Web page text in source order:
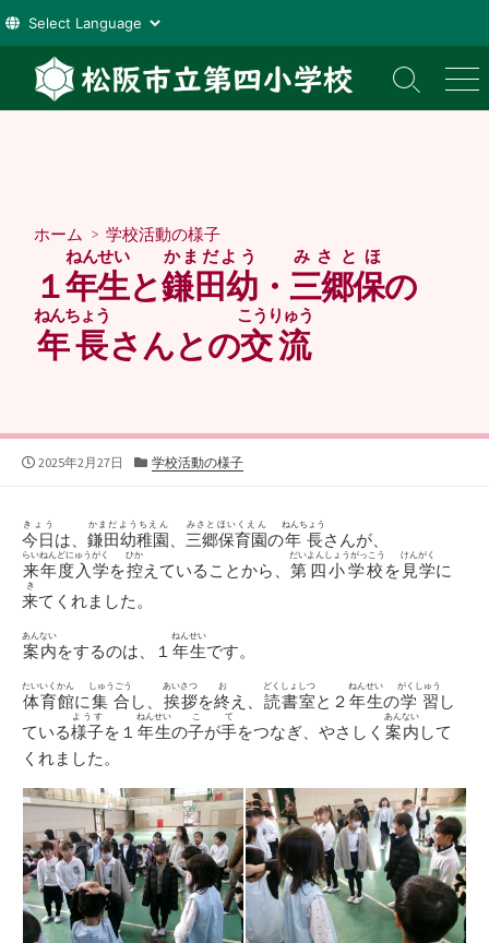
テ
検
索
メ
ニ
ホーム > 学校活動の様子
１年生
ねんせい
と鎌田幼
かまだよう
・ 三郷保
みさとほ
の
年長
ねんちょう
さんとの交流
こうりゅう
公
2025年2月27日
カ
リ
ー
学校活動の様子
今日
きょう
は、 鎌田幼稚園
かまだようちえん
、 三郷保育園
みさとほいくえん
の年長
ねんちょう
さんが、
来年度入学
らいねんどにゅうがく
を控
ひか
えていることから、 第四小学校
だいよんしょうがっこう
を 見学
けんがく
に
来
き
てくれました。
案内
あんない
をするのは、１ 年生
ねんせい
です。
体育館
たいいくかん
に集合
しゅうごう
し、 挨拶
あいさつ
を終
お
え、 読書室
どくしょしつ
と２ 年生
ねんせい
の学習
がくしゅう
し
ている様子
ようす
を１ 年生
ねんせい
の子
こ
が手
て
をつなぎ、やさしく 案内
あんない
して
くれました。